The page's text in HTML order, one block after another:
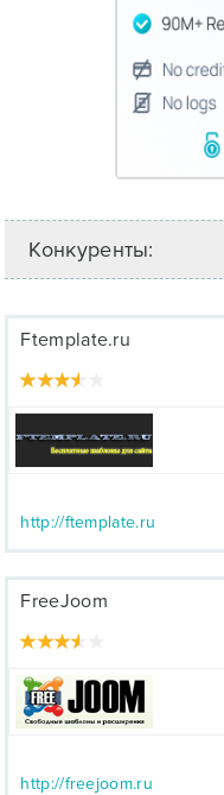
Конкуренты:
Ftemplate.ru
http://ftemplate.ru
FreeJoom
http://freejoom.ru